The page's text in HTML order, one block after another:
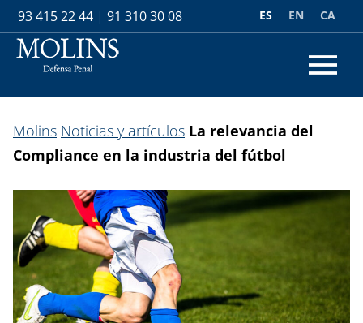
93 415 22 44 | 91 310 30 08 CA
EN
ES
Molins Noticias y artículos La relevancia del
Compliance en la industria del fútbol